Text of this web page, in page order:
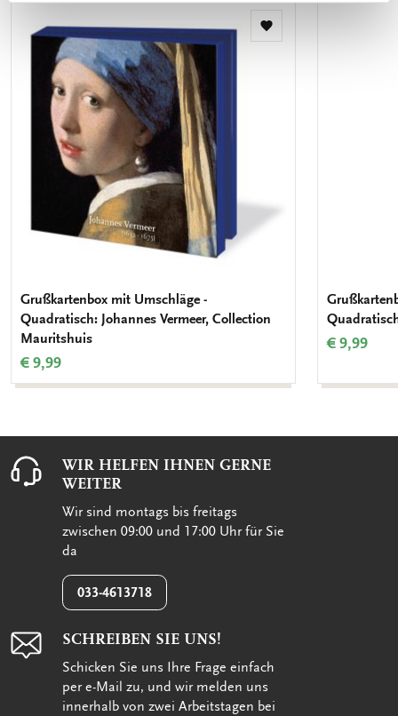
Zur
Grußkartenbox mit Umschläge -
Quadratisch: Johannes Vermeer, Collection
Mauritshuis
€ 9,99
€ 9,99
WIR HELFEN IHNEN GERNE
WEITER
Wir sind montags bis freitags
zwischen 09:00 und 17:00 Uhr für Sie
da
033-4613718
SCHREIBEN SIE UNS!
Schicken Sie uns Ihre Frage einfach
per e-Mail zu, und wir melden uns
innerhalb von zwei Arbeitstagen bei